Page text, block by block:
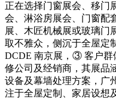
正在选择门窗展会、移门
会、淋浴房展会、门窗配
展、木匠机械展或玻璃门
取不雅众，侧沉于全屋定
DCDE 南京展，③ 客户群
修公司及经销商，其展品
设备及幕墙处理方案，广
注于全屋定制、家居设想